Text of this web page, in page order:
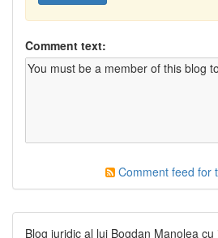
Comment text:
Comment feed for
Blog juridic al lui Bogdan Manolea